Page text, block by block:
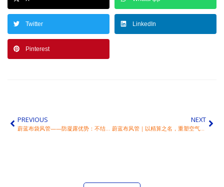
Twitter LinkedIn
Pinterest
PREVIOUS NEXT
蔚蓝布风管｜以精算之名，重塑空气秩序